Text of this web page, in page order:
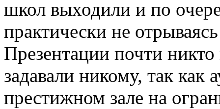
школ выходили и по
практически не
Презентации почти
задавали никому, так как
престижном зале на